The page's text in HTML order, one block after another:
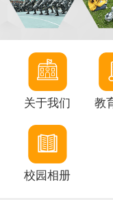
关于我们 教
校园相册